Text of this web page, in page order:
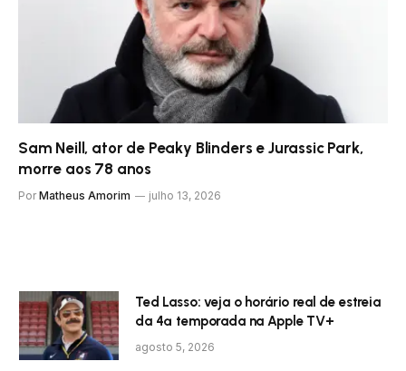
Sam Neill, ator de Peaky Blinders e Jurassic Park,
morre aos 78 anos
Por Matheus Amorim julho 13, 2026
Ted Lasso: veja o horário real de estreia
da 4ª temporada na Apple TV+
agosto 5, 2026